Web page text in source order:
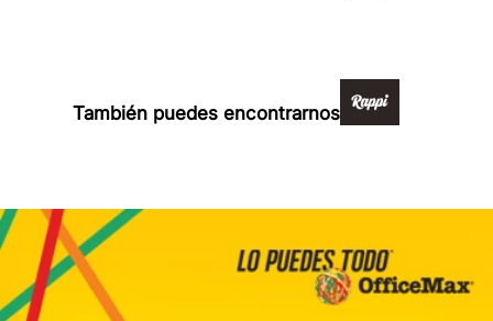
También puedes encontrarnos en: